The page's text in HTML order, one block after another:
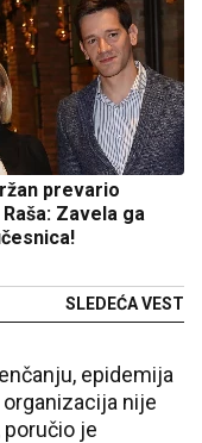
prevario
Zavela ga
SLEDEĆA VEST
epidemija
nije
je